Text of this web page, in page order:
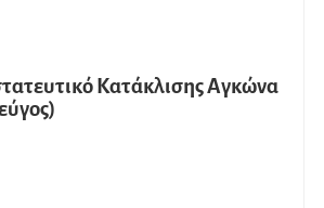
Κατάκλισης Αγκώνα